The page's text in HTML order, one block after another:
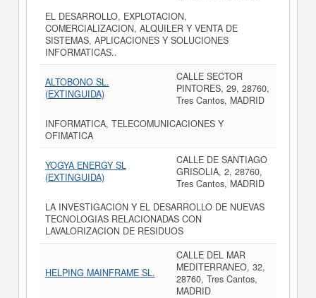
EL DESARROLLO, EXPLOTACION,
COMERCIALIZACION, ALQUILER Y VENTA DE
SISTEMAS, APLICACIONES Y SOLUCIONES
INFORMATICAS..
ALTOBONO SL.
(EXTINGUIDA)
CALLE SECTOR
PINTORES, 29, 28760,
Tres Cantos, MADRID
INFORMATICA, TELECOMUNICACIONES Y
OFIMATICA
YOGYA ENERGY SL
(EXTINGUIDA)
CALLE DE SANTIAGO
GRISOLIA, 2, 28760,
Tres Cantos, MADRID
LA INVESTIGACION Y EL DESARROLLO DE NUEVAS
TECNOLOGIAS RELACIONADAS CON
LAVALORIZACION DE RESIDUOS
HELPING MAINFRAME SL.
CALLE DEL MAR
MEDITERRANEO, 32,
28760, Tres Cantos,
MADRID